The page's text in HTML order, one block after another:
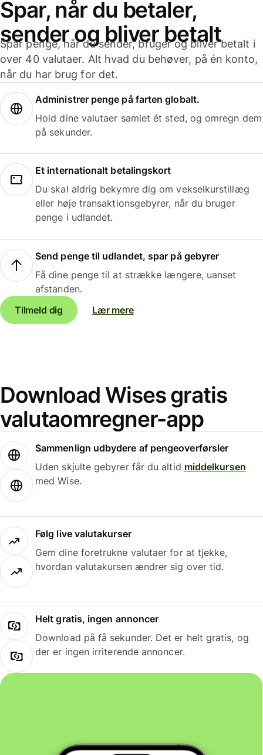
Spar, når du betaler,
sender og bliver betalt
Spar penge, når du sender, bruger og bliver betalt i
over 40 valutaer. Alt hvad du behøver, på én konto,
når du har brug for det.
Administrer penge på farten globalt.
Hold dine valutaer samlet ét sted, og omregn dem
på sekunder.
Et internationalt betalingskort
Du skal aldrig bekymre dig om vekselkurstillæg
eller høje transaktionsgebyrer, når du bruger
penge i udlandet.
Send penge til udlandet, spar på gebyrer
Få dine penge til at strække længere, uanset
afstanden.
Tilmeld dig
Lær mere
Download Wises gratis
valutaomregner-app
Sammenlign udbydere af pengeoverførsler
Uden skjulte gebyrer får du altid middelkursen
med Wise.
Følg live valutakurser
Gem dine foretrukne valutaer for at tjekke,
hvordan valutakursen ændrer sig over tid.
Helt gratis, ingen annoncer
Download på få sekunder. Det er helt gratis, og
der er ingen irriterende annoncer.